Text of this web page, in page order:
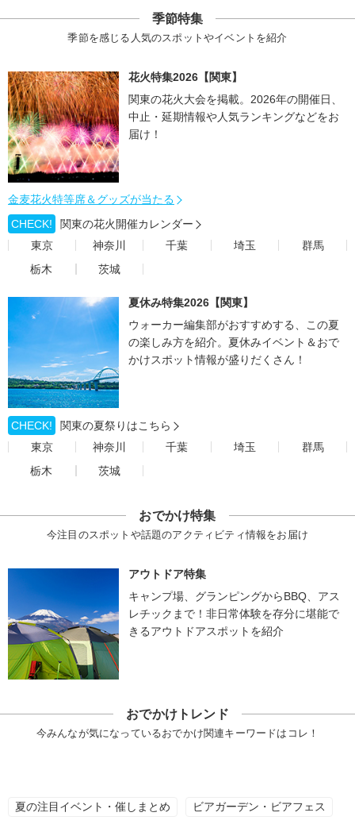
季節特集
季節を感じる人気のスポットやイベントを紹介
花火特集2026【関東】
関東の花火大会を掲載。2026年の開催日、
中止・延期情報や人気ランキングなどをお
届け！
金麦花火特等席＆グッズが当たる
CHECK!
関東の花火開催カレンダー
東京
神奈川 千葉 埼玉
群馬
栃木
茨城
夏休み特集2026【関東】
ウォーカー編集部がおすすめする、この夏
の楽しみ方を紹介。夏休みイベント＆おで
かけスポット情報が盛りだくさん！
CHECK!
関東の夏祭りはこちら
東京
神奈川 千葉 埼玉
群馬
栃木
茨城
おでかけ特集
今注目のスポットや話題のアクティビティ情報をお届け
アウトドア特集
キャンプ場、グランピングからBBQ、アス
レチックまで！非日常体験を存分に堪能で
きるアウトドアスポットを紹介
おでかけトレンド
今みんなが気になっているおでかけ関連キーワードはコレ！
夏の注目イベント・催しまとめ ビアガーデン・ビアフェス